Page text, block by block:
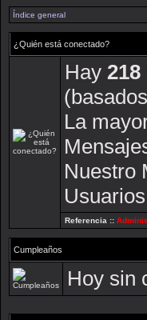
Índice general
¿Quién está conectado?
Hay 218
La
Nuestro
Referencia ::
Cumpleaños
Hoy sin